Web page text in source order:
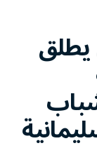
يطلق